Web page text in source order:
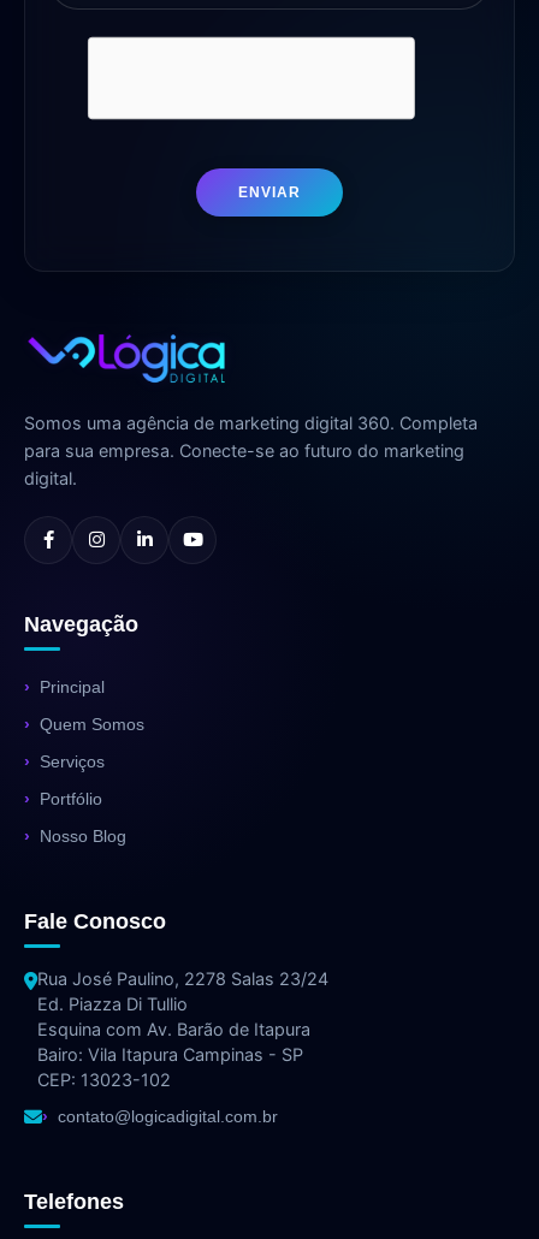
ENVIAR
Somos uma agência de marketing digital 360. Completa
para sua empresa. Conecte-se ao futuro do marketing
digital.
Navegação
Principal
Quem Somos
Serviços
Portfólio
Nosso Blog
Fale Conosco
Rua José Paulino, 2278 Salas 23/24
Ed. Piazza Di Tullio
Esquina com Av. Barão de Itapura
Bairo: Vila Itapura Campinas - SP
CEP: 13023-102
contato@logicadigital.com.br
Telefones